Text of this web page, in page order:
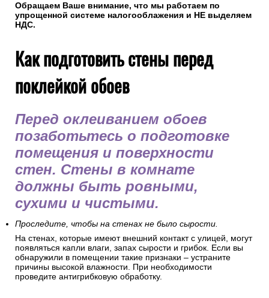
Обращаем Ваше внимание, что мы работаем по
упрощенной системе налогооблажения и НЕ выделяем
НДС.
Как подготовить стены перед
поклейкой обоев
Перед оклеиванием обоев
позаботьтесь о подготовке
помещения и поверхности
стен. Стены в комнате
должны быть ровными,
сухими и чистыми.
Проследите, чтобы на стенах не было сырости.
На стенах, которые имеют внешний контакт с улицей, могут
появляться капли влаги, запах сырости и грибок. Если вы
обнаружили в помещении такие признаки – устраните
причины высокой влажности. При необходимости
проведите антигрибковую обработку.